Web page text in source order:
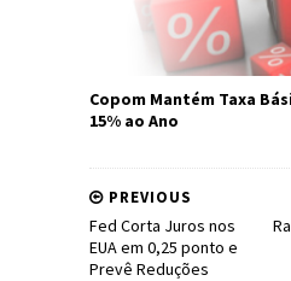
Copom Mantém Taxa
15% ao Ano
PREVIOUS
Fed Corta Juros nos
EUA em 0,25 ponto e
Prevê Reduções